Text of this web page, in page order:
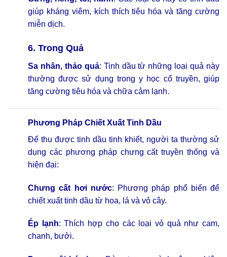
giúp kháng viêm, kích thích tiêu hóa và tăng cường
miễn dịch.
6. Trong Quả
Sa nhân, thảo quả: Tinh dầu từ những loại quả này
thường được sử dụng trong y học cổ truyền, giúp
tăng cường tiêu hóa và chữa cảm lạnh.
Phương Pháp Chiết Xuất Tinh Dầu
Để thu được tinh dầu tinh khiết, người ta thường sử
dụng các phương pháp chưng cất truyền thống và
hiện đại:
Chưng cất hơi nước: Phương pháp phổ biến để
chiết xuất tinh dầu từ hoa, lá và vỏ cây.
Ép lạnh: Thích hợp cho các loại vỏ quả như cam,
chanh, bưởi.